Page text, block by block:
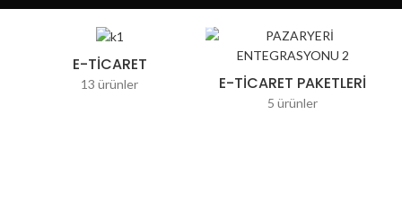
E-TİCARET
13 ürünler E-TICARET PAKETLERI
5 ürünler